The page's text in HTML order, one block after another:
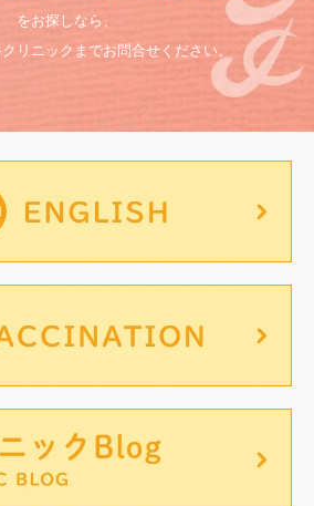
をお探しなら、
リニックまでお問合せください。